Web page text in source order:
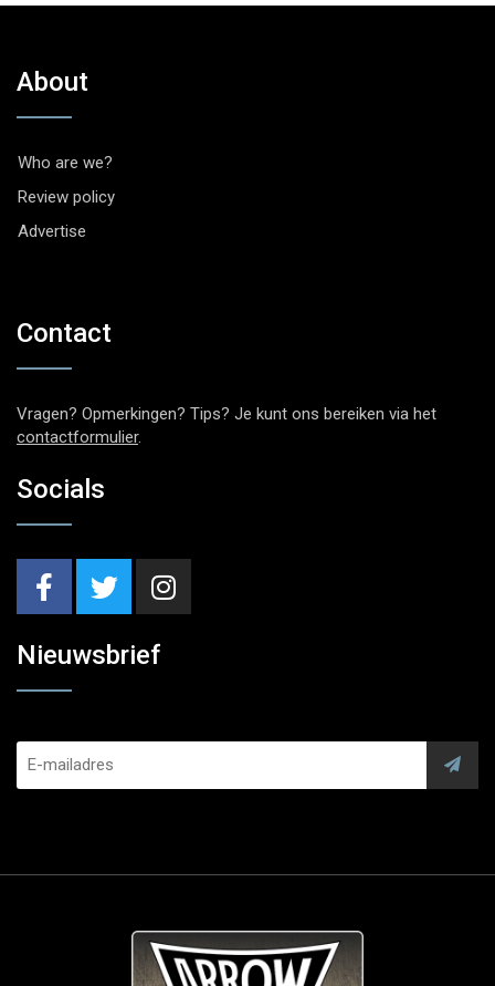
About
Who are we?
Review policy
Advertise
Contact
Vragen? Opmerkingen? Tips? Je kunt ons bereiken via het
contactformulier.
Socials
Nieuwsbrief